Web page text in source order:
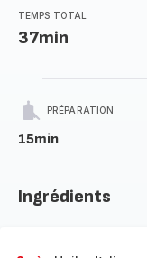
TEMPS TOTAL
37min
PRÉPARATION
15min
Ingrédients